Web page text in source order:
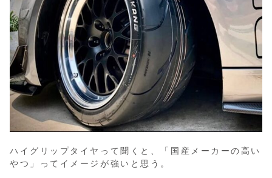
ハイグリップタイヤって聞くと、「国産メーカーの高い
やつ」ってイメージが強いと思う。